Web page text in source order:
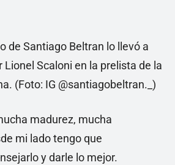
madurez, mucha
mi lado tengo que
y darle lo mejor.